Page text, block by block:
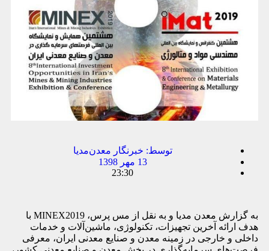
توسط: خبرنگار معدن‌مدیا
13 مهر 1398
23:30
به گزارش معدن مدیا و به نقل از مس پرس، MINEX2019 با
هدف ارائه آخرین تجهیزات، تکنولوژی، ماشین‌آلات و خدمات
داخلی و خارجی در زمینه معدن و صنایع معدنی ایران، معرفی